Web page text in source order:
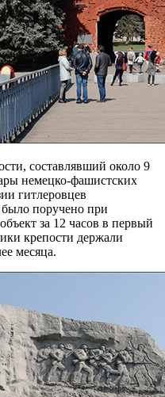
составлявший около 9
немецко-фашистских
гитлеровцев
поручено при
за 12 часов в первый
крепости держали
месяца.